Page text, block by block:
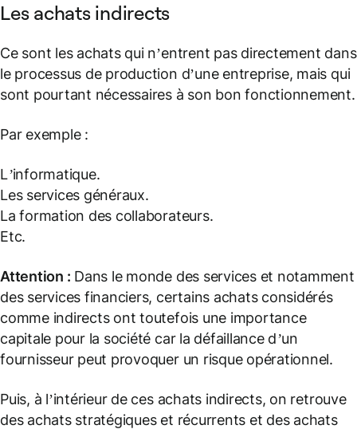
Les achats indirects
Ce sont les achats qui n’entrent pas directement dans
le processus de production d’une entreprise, mais qui
sont pourtant nécessaires à son bon fonctionnement.
Par exemple :
L’informatique.
Les services généraux.
La formation des collaborateurs.
Etc.
Attention : Dans le monde des services et notamment
des services financiers, certains achats considérés
comme indirects ont toutefois une importance
capitale pour la société car la défaillance d’un
fournisseur peut provoquer un risque opérationnel.
Puis, à l’intérieur de ces achats indirects, on retrouve
des achats stratégiques et récurrents et des achats